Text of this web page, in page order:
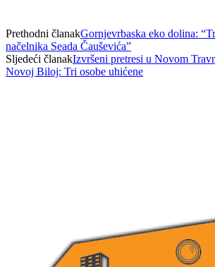
Prethodni članakGornjevrbaska eko dolina:
načelnika Seada Čauševića”
Sljedeći članakIzvršeni pretresi u Novom
Novoj Biloj: Tri osobe uhićene